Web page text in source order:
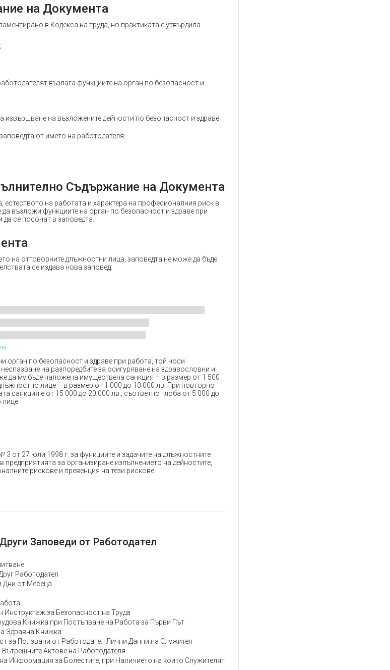
на Документа
в Кодекса на труда, но практиката е утвърдила
възлага функциите на орган по безопасност и
извършване на възложените дейности по безопасност и здраве
от името на работодателя:
Съдържание на Документа
на работата и характера на професионалния риск в
възложи функциите на орган по безопасност и здраве при
да се посочат в заповедта.
на отговорните длъжностни лица, заповедта не може да бъде
се издава нова заповед.
орган по безопасност и здраве при работа, той носи
на разпоредбите за осигуряване на здравословни и
да му бъде наложена имуществена санкция – в размер от 1 500
лице – в размер от 1 000 до 10 000 лв. При повторно
санкция е от 15 000 до 20 000 лв., съответно глоба от 5 000 до
3 от 27 юли 1998 г. за функциите и задачите на длъжностните
за организиране изпълнението на дейностите,
рискове и превенция на тези рискове
Заповеди от Работодател
Работодател
Дни от Месеца
за Безопасност на Труда
Книжка при Постъпване на Работа за Първи Път
Здравна Книжка
за Ползвани от Работодател Лични Данни на Служител
Актове на Работодателя
Информация за Болестите, при Наличието на които Служителят